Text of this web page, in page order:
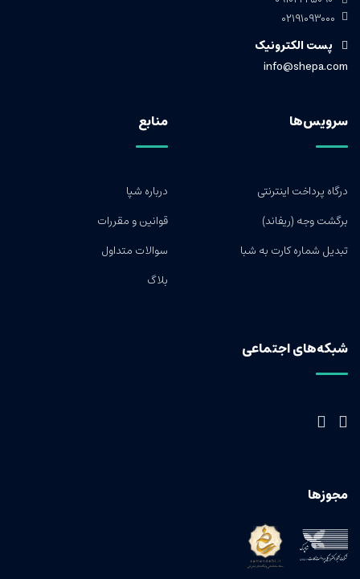
۰۲۱۹۱۰۹۳۰۰۰
پست الکترونیک
info@shepa.com
سرویس‌ها
درگاه پرداخت اینترنتی
برگشت وجه (ریفاند)
تبدیل شماره کارت به شبا
منابع
درباره شپا
قوانین و مقررات
سوالات متداول
بلاگ
شبکه‌های اجتماعی
مجوزها